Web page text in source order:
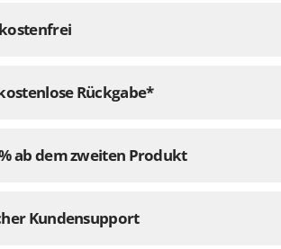
Rückgabe*
ab dem zweiten Produkt
Kundensupport